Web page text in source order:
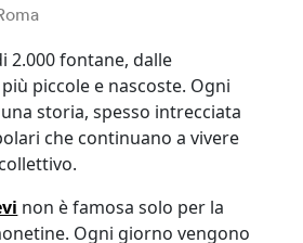
2.000 fontane, dalle
piccole e nascoste. Ogni
storia, spesso intrecciata
che continuano a vivere
non è famosa solo per la
Ogni giorno vengono